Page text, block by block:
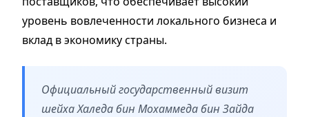
уровень вовлеченности локального бизнеса и
вклад в экономику страны.
Официальный государственный визит
шейха Халеда бин Мохаммеда бин Зайда